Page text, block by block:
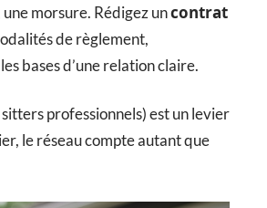
morsure. Rédigez uncontrat
de règlement,
bases d’une relation claire.
professionnels) est un levier
le réseau compte autant que